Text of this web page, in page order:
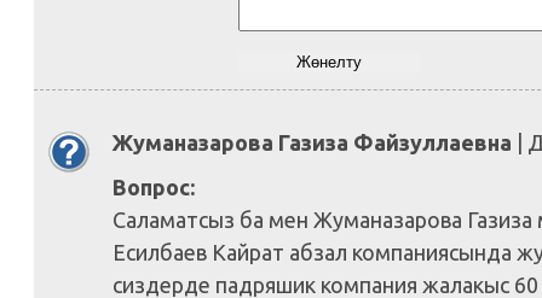
Жуманазарова Газиза Файзуллаевна |
Вопрос:
Саламатсыз ба мен Жуманазарова
Есилбаев Кайрат абзал компаниясында
сиздерде падряшик компания жалакыс